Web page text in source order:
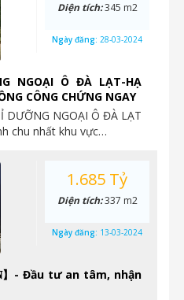
NGOẠI Ô ĐÀ LẠT-HẠ
CÔNG CHỨNG NGAY
DƯỠNG NGOẠI Ô ĐÀ LẠT
chu nhất khu vực…
Diện tích:345 m2
Ngày đăng: 28-03-2024
- Đầu tư an tâm, nhận
1.685 Tỷ
Diện tích:337 m2
Ngày đăng: 13-03-2024